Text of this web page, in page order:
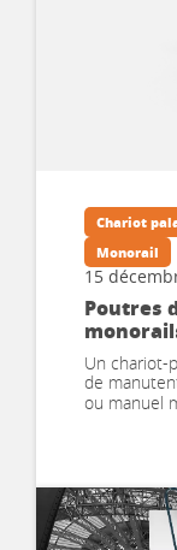
Chariot
Monorail
15
Poutres
Un chariot-
de
ou manuel